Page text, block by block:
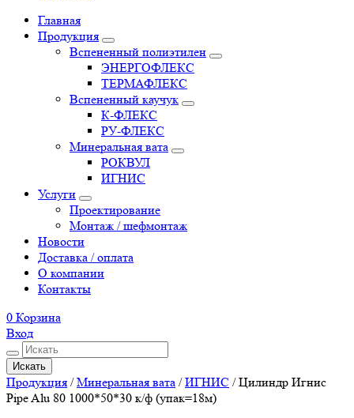
Главная
Продукция
Вспененный полиэтилен
ЭНЕРГОФЛЕКС
ТЕРМАФЛЕКС
Вспененный каучук
К-ФЛЕКС
РУ-ФЛЕКС
Минеральная вата
РОКВУЛ
ИГНИС
Услуги
Проектирование
Монтаж / шефмонтаж
Новости
Доставка / оплата
О компании
Контакты
0 Корзина
Вход
Искать
Продукция /Минеральная вата /ИГНИС /Цилиндр Игнис
Pipe Alu 80 1000*50*30 к/ф (упак=18м)